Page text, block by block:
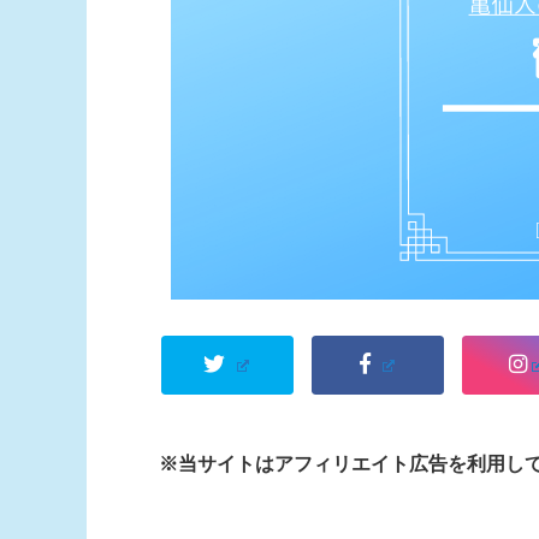
※当サイトはアフィリエイト広告を利用し